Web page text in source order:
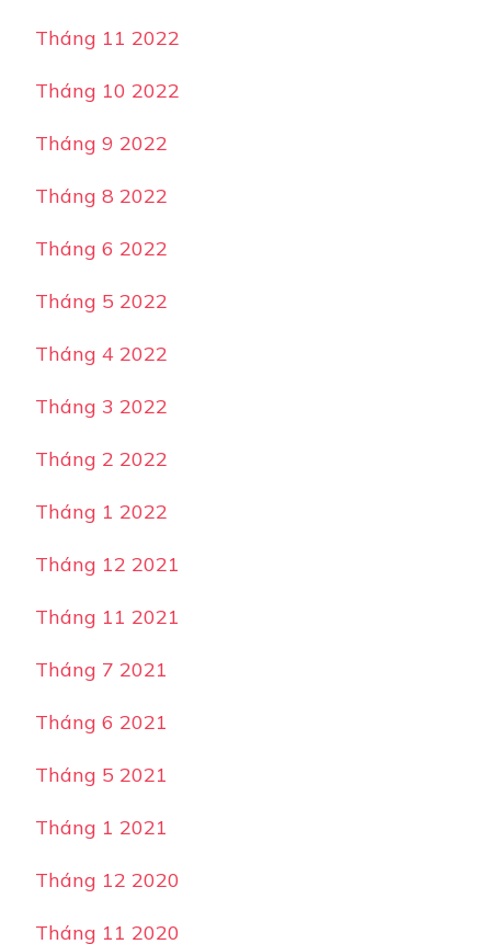
Tháng 11 2022
Tháng 10 2022
Tháng 9 2022
Tháng 8 2022
Tháng 6 2022
Tháng 5 2022
Tháng 4 2022
Tháng 3 2022
Tháng 2 2022
Tháng 1 2022
Tháng 12 2021
Tháng 11 2021
Tháng 7 2021
Tháng 6 2021
Tháng 5 2021
Tháng 1 2021
Tháng 12 2020
Tháng 11 2020